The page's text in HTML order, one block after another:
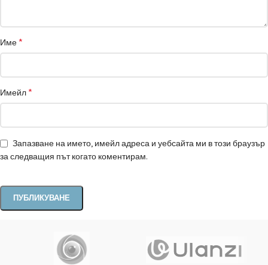
Име *
Имейл *
Запазване на името, имейл адреса и уебсайта ми в този браузър
за следващия път когато коментирам.